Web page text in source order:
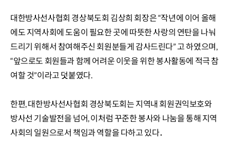
대한방사선사협회 경상북도회 김상희 회장은 “작년에 이어 올해
에도 지역사회에 도움이 필요한 곳에 따뜻한 사랑의 연탄을 나눠
드리기 위해서 참여해주신 회원분들게 감사드린다” 고 하였으며,
“앞으로도 회원들과 함께 어려운 이웃을 위한 봉사활동에 적극 참
여할 것”이라고 덧붙였다.
한편, 대한방사선사협회 경상북도회는 지역내 회원권익보호와
방사선 기술발전을 넘어, 이처럼 꾸준한 봉사와 나눔을 통해 지역
사회의 일원으로서 책임과 역할을 다하고 있다．